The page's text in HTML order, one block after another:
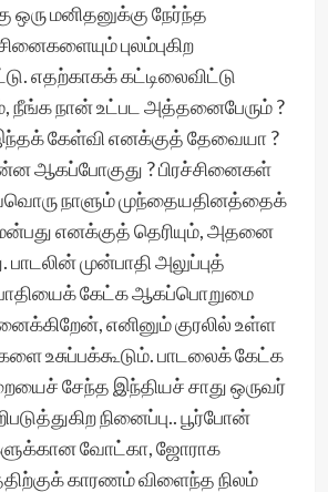
ஒரு மனிதனுக்கு நேர்ந்த
புலம்புகிற
எதற்காகக் கட்டிலைவிட்டு
நீங்க நான் உட்பட அத்தனைபேரும் ?
கேள்வி எனக்குத் தேவையா ?
ஆகப்போகுது ? பிரச்சினைகள்
நாளும் முந்தையதினத்தைக்
எனக்குத் தெரியும், அதனை
பாடலின் முன்பாதி அலுப்புத்
கேட்க ஆகப்பொறுமை
எனினும் குரலில் உள்ள
உசுப்பக்கூடும். பாடலைக் கேட்க
சேந்த இந்தியச் சாது ஒருவர்
நினைப்பு.. பூர்போன்
வோட்கா, ஜோராக
காரணம் விளைந்த நிலம்